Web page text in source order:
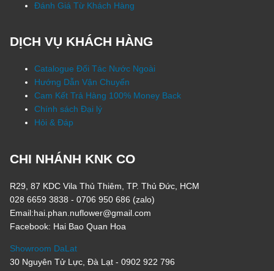
Đánh Giá Từ Khách Hàng
DỊCH VỤ KHÁCH HÀNG
Catalogue Đối Tác Nước Ngoài
Hướng Dẫn Vận Chuyển
Cam Kết Trả Hàng 100% Money Back
Chính sách Đại lý
Hỏi & Đáp
CHI NHÁNH KNK CO
R29, 87 KDC Vila Thủ Thiêm, TP. Thủ Đức, HCM
028 6659 3838 - 0706 950 686 (zalo)
Email:hai.phan.nuflower@gmail.com
Facebook: Hai Bao Quan Hoa
Showroom DaLat
30 Nguyên Tử Lực, Đà Lạt - 0902 922 796